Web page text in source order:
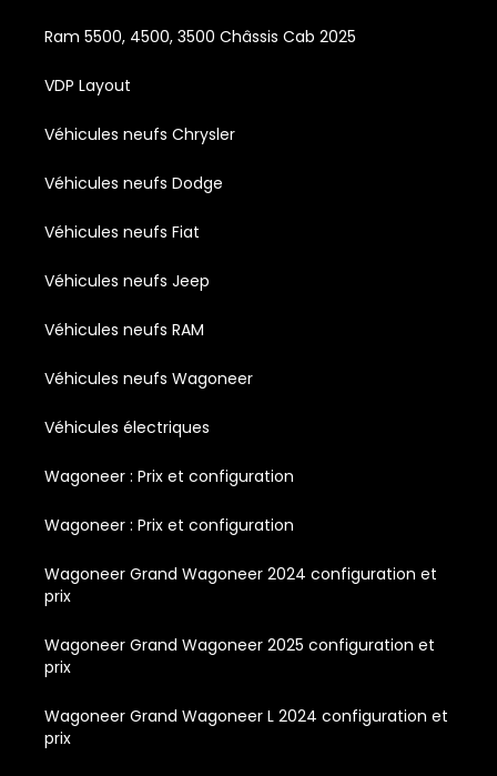
Ram 5500, 4500, 3500 Châssis Cab 2025
VDP Layout
Véhicules neufs Chrysler
Véhicules neufs Dodge
Véhicules neufs Fiat
Véhicules neufs Jeep
Véhicules neufs RAM
Véhicules neufs Wagoneer
Véhicules électriques
Wagoneer : Prix et configuration
Wagoneer : Prix et configuration
Wagoneer Grand Wagoneer 2024 configuration et
prix
Wagoneer Grand Wagoneer 2025 configuration et
prix
Wagoneer Grand Wagoneer L 2024 configuration et
prix